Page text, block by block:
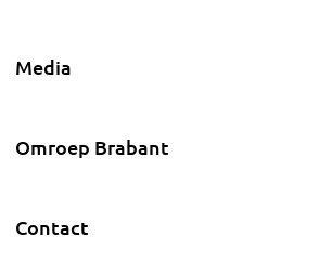
Media
Omroep Brabant
Contact